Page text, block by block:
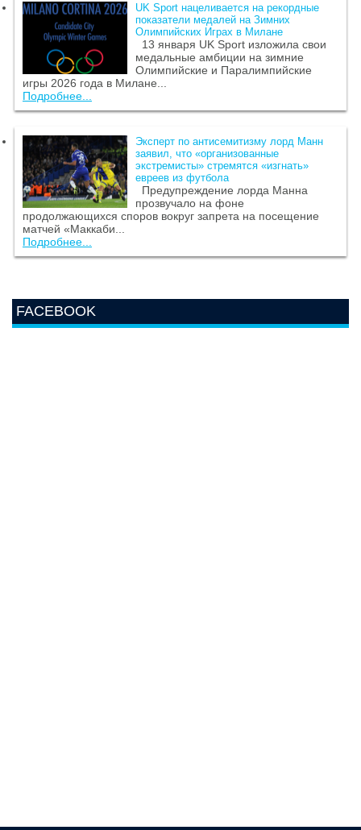
UK Sport нацеливается на рекордные
показатели медалей на Зимних
Олимпийских Играх в Милане
13 января UK Sport изложила свои
медальные амбиции на зимние
Олимпийские и Паралимпийские
игры 2026 года в Милане...
Подробнее...
Эксперт по антисемитизму лорд Манн
заявил, что «организованные
экстремисты» стремятся «изгнать»
евреев из футбола
Предупреждение лорда Манна
прозвучало на фоне
продолжающихся споров вокруг запрета на посещение
матчей «Маккаби...
Подробнее...
FACEBOOK